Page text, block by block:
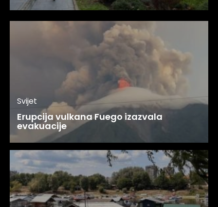
Svijet
Erupcija vulkana Fuego izazvala
evakuacije